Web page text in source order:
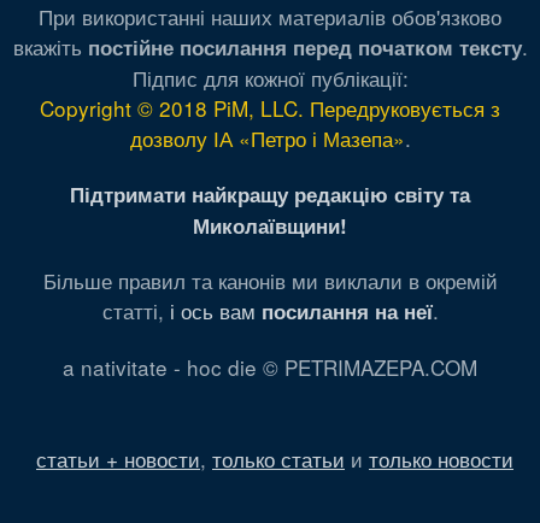
При використанні наших материалів обов'язково
вкажіть постійне посилання перед початком тексту.
Підпис для кожної публікації:
Copyright © 2018 PiM, LLC. Передруковується з
дозволу ІА «Петро і Мазепа».
Підтримати найкращу редакцію світу та
Миколаївщини!
Більше правил та канонів ми виклали в окремій
статті, і ось вам посилання на неї.
a nativitate - hoc die © PETRIMAZEPA.COM
статьи + новости, только статьи и только новости